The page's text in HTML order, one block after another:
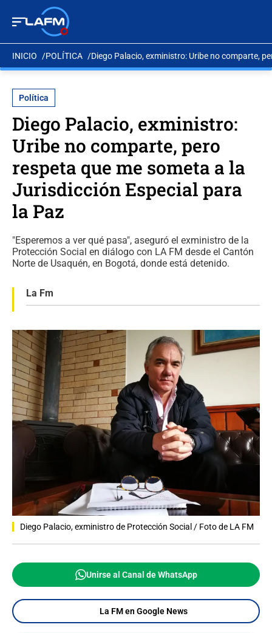
INICIO POLÍTICA Diego Palacio, exministro: Uribe no comparte,
Política
Diego Palacio, exministro:
Uribe no comparte, pero
respeta que me someta a la
Jurisdicción Especial para
la Paz
"Esperemos a ver qué pasa", aseguró el exministro de la
Protección Social en diálogo con LA FM desde el Cantón
Norte de Usaquén, en Bogotá, donde está detenido.
La Fm
Diego Palacio, exministro de Protección Social / Foto de LA FM
Unirse al Canal de WhatsApp
La FM en Google News